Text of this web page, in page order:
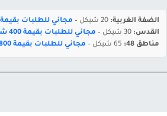
الضفة الغربية:
مجاني للطلبات بقيمة 200 شيكل فأكثر
القدس:
مجاني للطلبات بقيمة 400 شيكل فأكثر
مناطق 48:
مجاني للطلبات بقيمة 800 شيكل فأكثر